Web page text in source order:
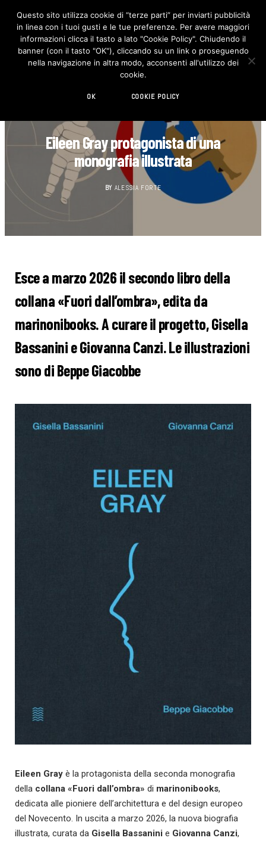
F
c
e
b
o
I
n
s
t
Eileen Gray protagonista di una
monografia illustrata
BY ALESSIA FORTE
Esce a marzo 2026 il secondo libro della
collana «Fuori dall’ombra», edita da
marinonibooks. A curare il progetto,Gisella
BassaninieGiovanna Canzi. Le illustrazioni
sono di Beppe Giacobbe
Eileen Gray è la protagonista della seconda monografia
della collana «Fuori dall’ombra» di marinonibooks,
dedicata alle pioniere dell’architettura e del design europeo
del Novecento. In uscita a marzo 2026, la nuova biografia
illustrata, curata da Gisella Bassanini e Giovanna Canzi,
Questo sito utilizza cookie di “terze parti” per inviarti pubblicità
in linea con i tuoi gusti e le tue preferenze. Per avere maggiori
informazioni clicca il tasto a lato "Cookie Policy". Chiudendo il
banner (con il tasto "OK"), cliccando su un link o proseguendo
nella navigazione in altra modo, acconsenti all'utilizzo dei
cookie.
OK COOKIE POLICY